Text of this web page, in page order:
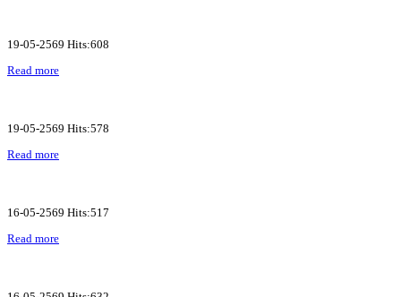
19-05-2569 Hits:608
Read more
19-05-2569 Hits:578
Read more
16-05-2569 Hits:517
Read more